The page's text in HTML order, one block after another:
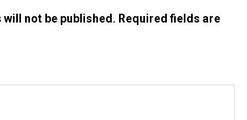
not be published. Required fields are